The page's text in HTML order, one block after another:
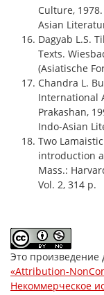
Это произведение
«Attribution-
Некоммерческое
Culture,
Asian
Dagyab L.S.
Texts.
(Asiatische
Chandra L.
International
Prakashan,
Indo-Asian
Two
introduction
Mass.:
Vol. 2, 314 p.